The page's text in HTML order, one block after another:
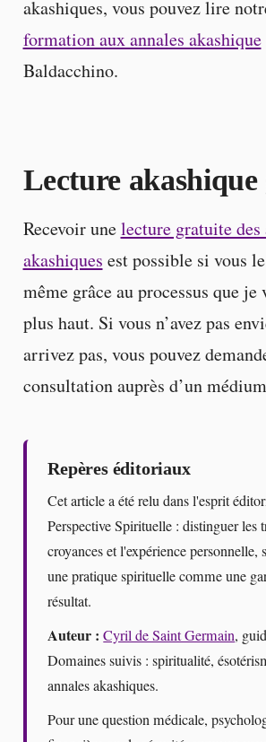
akashiques, vous pouvez lire
formation aux annales akashique
Baldacchino.
Lecture
Recevoir unelecture gratuite des
akashiques est possible si vous
même grâce au processus que je
plus haut. Si vous n’avez pas
arrivez pas, vous pouvez
consultation auprès d’un
Repères éditoriaux
Cet article a été relu dans l'esprit
Perspective Spirituelle : distinguer les
croyances et l'expérience personnelle,
une pratique spirituelle comme une
résultat.
Auteur : Cyril de Saint Germain,
Domaines suivis : spiritualité,
annales akashiques.
Pour une question médicale,